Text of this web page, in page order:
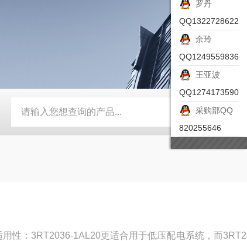
A *皮尔兹PILZ安全激光扫描仪 RZMO-TER-
性：3RT2036-1AL20更适合用于低压配电系统，而
罗丹
QQ1322728622
余玲
QQ1249559836
王亚波
QQ1274173590
采购部QQ
820255646